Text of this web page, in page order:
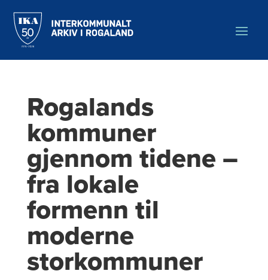
hovedinnholdet
Rogalands
kommuner
gjennom tidene –
fra lokale
formenn til
moderne
storkommuner